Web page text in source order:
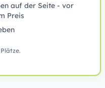
auf der Seite - vor
Preis